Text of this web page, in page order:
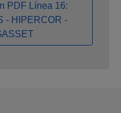
PDF Línea 16:
- HIPERCOR -